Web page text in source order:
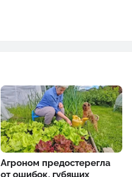
Агроном предостерегла
от ошибок, губящих